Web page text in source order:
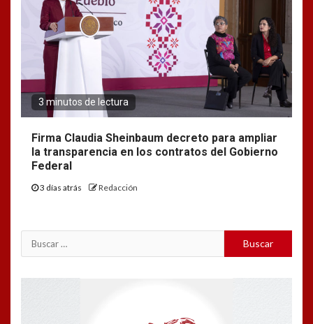
3 minutos de lectura
Firma Claudia Sheinbaum decreto para ampliar
la transparencia en los contratos del Gobierno
Federal
3 días atrás Redacción
Buscar: